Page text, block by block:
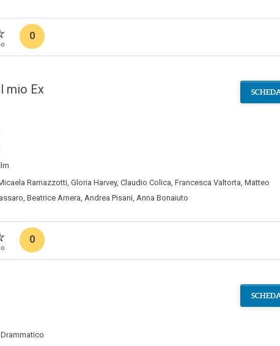
0
mio Ex
Ramazzotti, Gloria Harvey, Claudio Colica, Francesca Valtorta, Matteo
, Beatrice Arnera, Andrea Pisani, Anna Bonaiuto
0
Drammatico